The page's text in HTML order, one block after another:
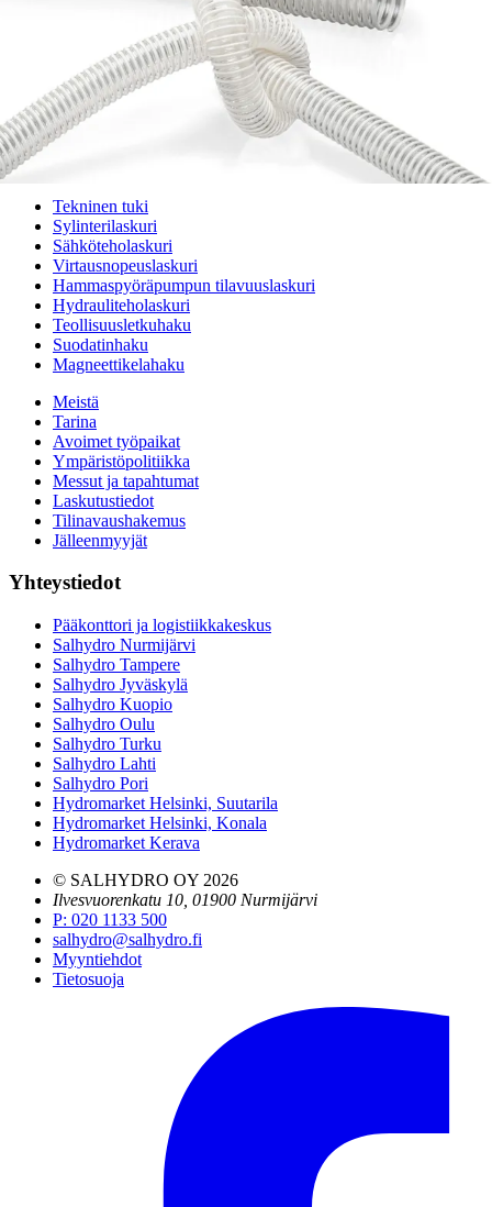
Kokoonpano ja räätälöinti
Päävarasto
Digitaaliset tilauskanavat
Myymälät
Palveluvarastot
Ennakoiva kartoitus
Tekninen tuki
Sylinterilaskuri
Sähköteholaskuri
Virtausnopeuslaskuri
Hammaspyöräpumpun tilavuuslaskuri
Hydrauliteholaskuri
Teollisuusletkuhaku
Suodatinhaku
Magneettikelahaku
Meistä
Tarina
Avoimet työpaikat
Ympäristöpolitiikka
Messut ja tapahtumat
Laskutustiedot
Tilinavaushakemus
Jälleenmyyjät
Yhteystiedot
Pääkonttori ja logistiikkakeskus
Salhydro Nurmijärvi
Salhydro Tampere
Salhydro Jyväskylä
Salhydro Kuopio
Salhydro Oulu
Salhydro Turku
Salhydro Lahti
Salhydro Pori
Hydromarket Helsinki, Suutarila
Hydromarket Helsinki, Konala
Hydromarket Kerava
© SALHYDRO OY 2026
Ilvesvuorenkatu 10, 01900 Nurmijärvi
P: 020 1133 500
salhydro@salhydro.fi
Myyntiehdot
Tietosuoja